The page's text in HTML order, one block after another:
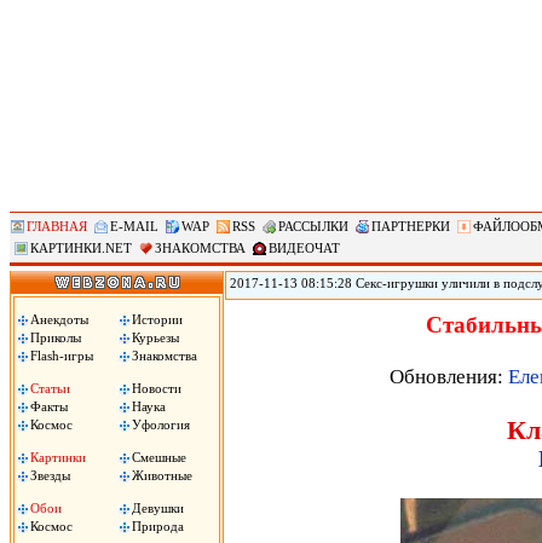
ГЛАВНАЯ E-MAIL WAP RSS РАССЫЛКИ ПАРТНЕРКИ
КАРТИНКИ.NET
ЗНАКОМСТВА ВИДЕОЧАТ
Анекдоты
Истории
Приколы
Курьезы
Flash-игры
Знакомства
Статьи
Новости
Факты
Наука
Космос
Уфология
Картинки
Смешные
Звезды
Животные
Обои
Девушки
Космос
Природа
2017-11-13 08:15:28 Секс-игрушки уличили в
позволяет удаленно контролировать секс-игрушки,
затем сохраняло в памяти телефона. .
Обновления: